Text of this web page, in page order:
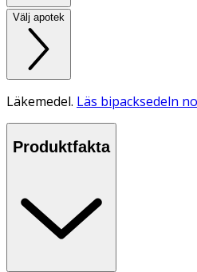
Välj apotek
Läkemedel. Läs bipacksedeln
Produktfakta